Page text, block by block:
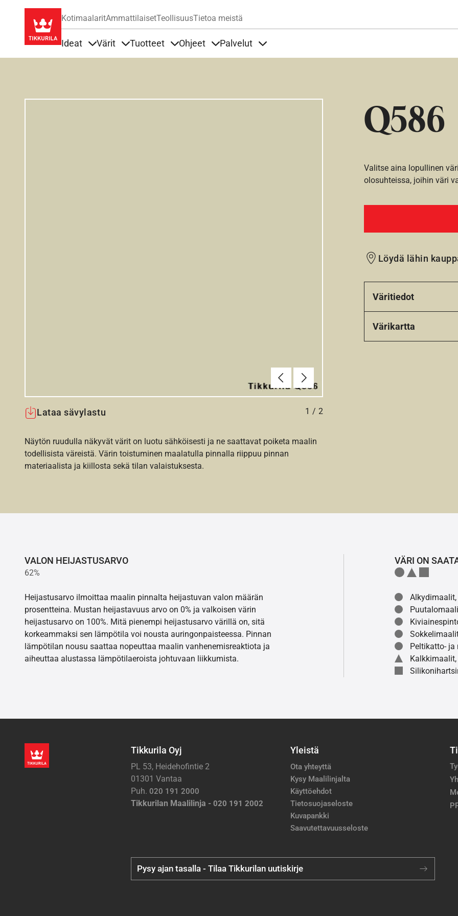
KotimaalaritAmmattilaisetTeollisuusTietoa meistä
Ideat Värit Tuotteet Ohjeet Palvelut
Q586
EdellinenSeuraava
Lataa sävylastu 1 / 2
Näytön ruudulla näkyvät värit on luotu sähköisesti ja ne saattavat poiketa maalin
todellisista väreistä. Värin toistuminen maalatulla pinnalla riippuu pinnan
materiaalista ja kiillosta sekä tilan valaistuksesta.
Valitse aina lopullinen
olosuhteissa, joihin väri
Löydä lähin
Väritiedot
Värikartta
VALON HEIJASTUSARVO
62%
Heijastusarvo ilmoittaa maalin pinnalta heijastuvan valon määrän
prosentteina. Mustan heijastavuus arvo on 0% ja valkoisen värin
heijastusarvo on 100%. Mitä pienempi heijastusarvo värillä on, sitä
korkeammaksi sen lämpötila voi nousta auringonpaisteessa. Pinnan
lämpötilan nousu saattaa nopeuttaa maalin vanhenemisreaktiota ja
aiheuttaa alustassa lämpötilaeroista johtuvaan liikkumista.
VÄRI ON
Peltikatto-
Tikkurila Oyj
PL 53, Heidehofintie 2
01301 Vantaa
Puh. 020 191 2000
Tikkurilan Maalilinja - 020 191 2002
Yleistä
Ota yhteyttä
Kysy Maalilinjalta
Käyttöehdot
Tietosuojaseloste
Kuvapankki
Saavutettavuusseloste
Pysy ajan tasalla - Tilaa Tikkurilan uutiskirje